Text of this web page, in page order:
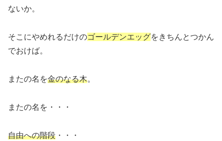
ないか。
そこにやめれるだけのゴールデンエッグをきちんとつかん
でおけば。
またの名を金のなる木。
またの名を・・・
自由への階段 ・・・